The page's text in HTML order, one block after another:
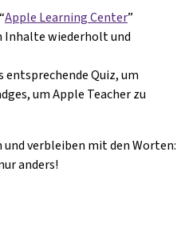
Apple Learning Center”
Inhalte wiederholt und
entsprechende Quiz, um
um Apple Teacher zu
verbleiben mit den Worten:
anders!